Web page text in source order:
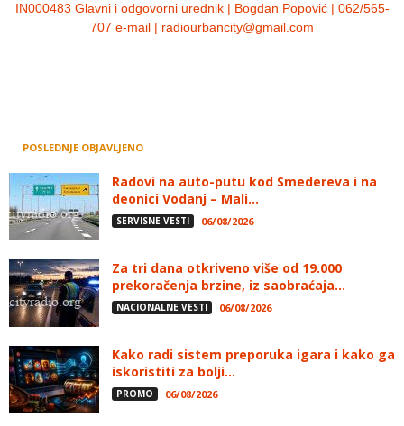
IN000483 Glavni i odgovorni urednik | Bogdan Popović | 062/565-
707 e-mail | radiourbancity@gmail.com
POSLEDNJE OBJAVLJENO
Radovi na auto-putu kod Smedereva i na
deonici Vodanj – Mali...
SERVISNE VESTI 06/08/2026
Za tri dana otkriveno više od 19.000
prekoračenja brzine, iz saobraćaja...
NACIONALNE VESTI 06/08/2026
Kako radi sistem preporuka igara i kako ga
iskoristiti za bolji...
PROMO 06/08/2026